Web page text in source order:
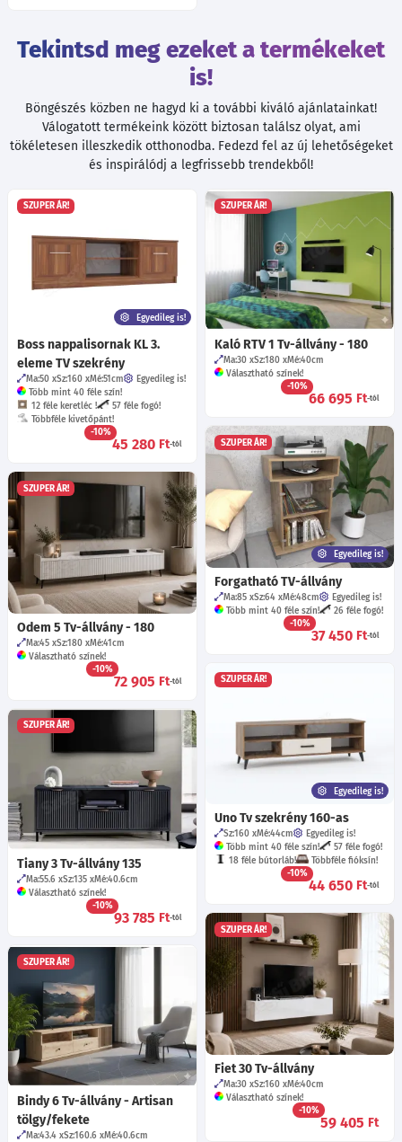
Tekintsd meg ezeket a termékeket
is!
Böngészés közben ne hagyd ki a további kiváló ajánlatainkat!
Válogatott termékeink között biztosan találsz olyat, ami
tökéletesen illeszkedik otthonodba. Fedezd fel az új lehetőségeket
és inspirálódj a legfrissebb trendekből!
SZUPER ÁR!
Egyedileg is!
Boss nappalisornak KL 3.
eleme TV szekrény
Ma:50 Sz:160 Mé:51cm
Egyedileg is!
Több mint 40 féle szín!
12 féle keretléc !
57 féle fogó!
Többféle kivetőpánt!
-10%
45 280 Ft-tól
SZUPER ÁR!
Kaló RTV 1 Tv-állvány - 180
Ma:30 Sz:180 Mé:40cm
Választható színek!
-10%
66 695 Ft-tól
SZUPER ÁR!
Egyedileg is!
Forgatható TV-állvány
Ma:85 Sz:64 Mé:48cm
Egyedileg is!
Több mint 40 féle szín!
26 féle fogó!
-10%
37 450 Ft-tól
SZUPER ÁR!
Odem 5 Tv-állvány - 180
Ma:45 Sz:180 Mé:41cm
Választható színek!
-10%
72 905 Ft-tól SZUPER ÁR!
Egyedileg is!
Uno Tv szekrény 160-as
Sz:160 Mé:44cm
Egyedileg is!
Több mint 40 féle szín!
57 féle fogó!
18 féle bútorláb!
Többféle fióksín!
-10%
44 650 Ft-tól
SZUPER ÁR!
Tiany 3 Tv-állvány 135
Ma:55.6 Sz:135 Mé:40.6cm
Választható színek!
-10%
93 785 Ft-tól
SZUPER ÁR!
Fiet 30 Tv-állvány
Ma:30 Sz:160 Mé:40cm
Választható színek!
-10%
59 405 Ft
SZUPER ÁR!
Bindy 6 Tv-állvány - Artisan
tölgy/fekete
Ma:43.4 Sz:160.6 Mé:40.6cm